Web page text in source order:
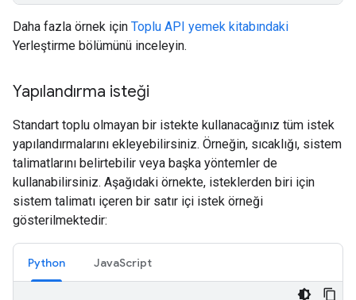
Daha fazla örnek için Toplu API yemek kitabındaki
Yerleştirme bölümünü inceleyin.
Yapılandırma isteği
Standart toplu olmayan bir istekte kullanacağınız tüm istek
yapılandırmalarını ekleyebilirsiniz. Örneğin, sıcaklığı, sistem
talimatlarını belirtebilir veya başka yöntemler de
kullanabilirsiniz. Aşağıdaki örnekte, isteklerden biri için
sistem talimatı içeren bir satır içi istek örneği
gösterilmektedir:
Python JavaScript